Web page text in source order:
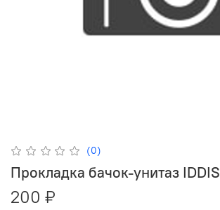
(0)
Прокладка бачок-унитаз IDDIS
200 ₽